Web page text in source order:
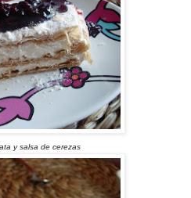
y salsa de cerezas